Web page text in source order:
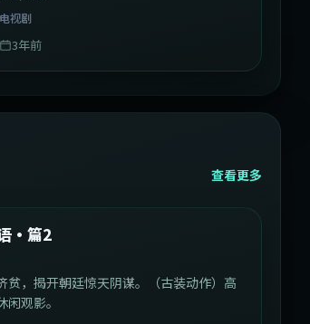
电视剧
3年前
查看更多
2:13:08
·篇2
贫，揭开朝廷惊天阴谋。（古装动作）高
观影。